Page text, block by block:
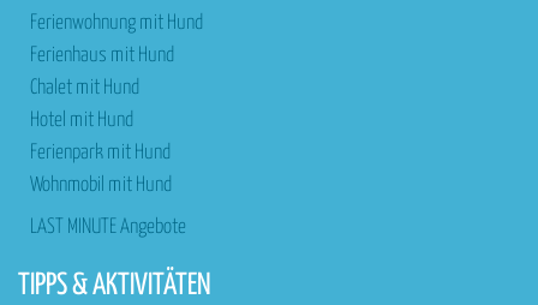
Ferienwohnung mit Hund
Ferienhaus mit Hund
Chalet mit Hund
Hotel mit Hund
Ferienpark mit Hund
Wohnmobil mit Hund
LAST MINUTE Angebote
TIPPS & AKTIVITÄTEN